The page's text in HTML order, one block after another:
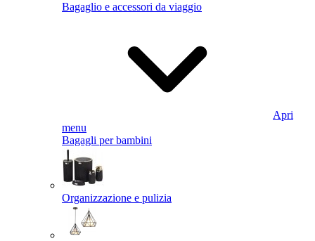
Bagaglio e accessori da viaggio
Apri
menu
Bagagli per bambini
Organizzazione e pulizia